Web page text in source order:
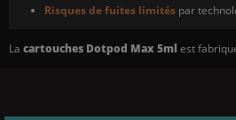
Risques de fuites limités par
La cartouches Dotpod Max 5ml est